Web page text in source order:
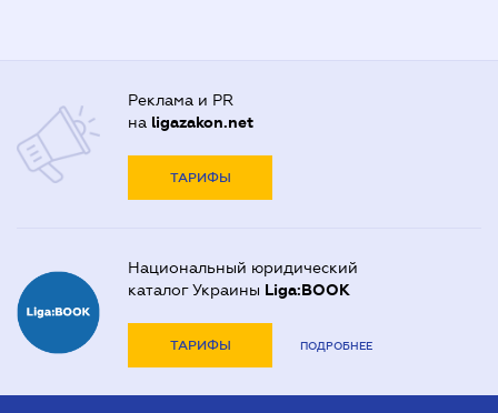
Реклама и PR
на ligazakon.net
ТАРИФЫ
Национальный юридический
каталог Украины Liga:BOOK
ТАРИФЫ ПОДРОБНЕЕ